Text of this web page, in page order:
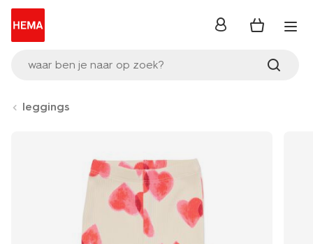
waar ben je naar op zoek?
inloggen
leggings